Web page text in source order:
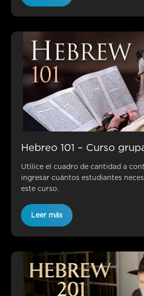
Hebreo 101 – Curso
Utilice el cuadro de cantidad a
ingresar cuántos estudiantes
este curso.
Leer más